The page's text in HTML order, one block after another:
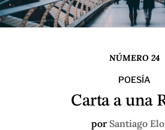
NÚMERO 24
POESÍA
Carta a una
porSantiago